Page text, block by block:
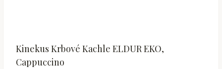
Kinekus Krbové Kachle ELDUR EKO,
Cappuccino